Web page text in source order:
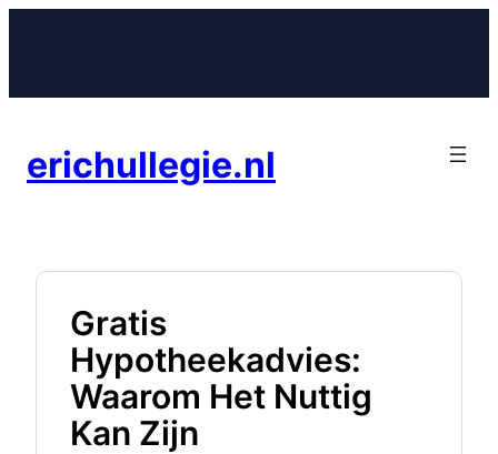
inhoud
erichullegie.nl
Gratis
Hypotheekadvies:
Waarom Het Nuttig
Kan Zijn